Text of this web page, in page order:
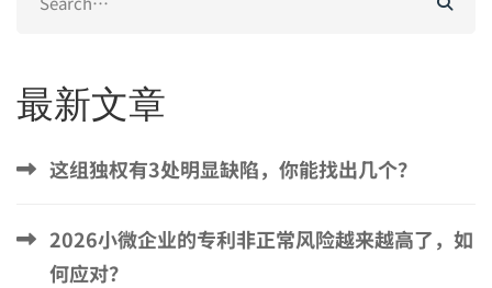
for:
最新文章
这组独权有3处明显缺陷，你能找出几个？
2026小微企业的专利非正常风险越来越高了，如
何应对？